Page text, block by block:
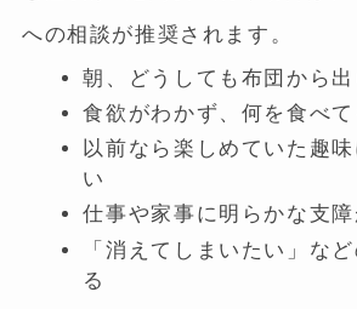
への相談が推奨されます。
朝、どうしても布団から
食欲がわかず、何を食べ
以前なら楽しめていた趣
い
仕事や家事に明らかな支
「消えてしまいたい」な
る